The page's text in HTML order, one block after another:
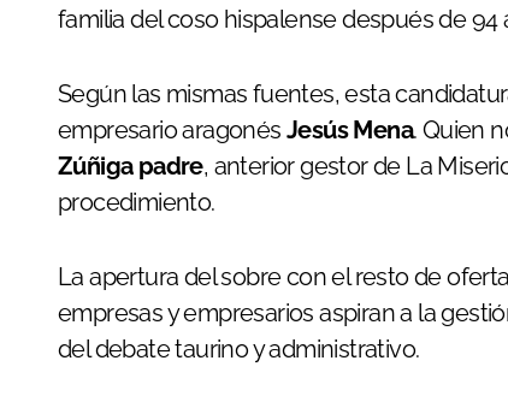
familia del coso hispalense después de 94
Según las mismas fuentes, esta
empresario aragonés Jesús Mena. Quien
Zúñiga padre, anterior gestor de La
procedimiento.
La apertura del sobre con el resto de
empresas y empresarios aspiran a la
del debate taurino y administrativo.